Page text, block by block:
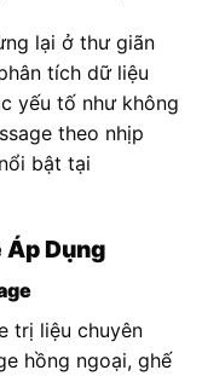
lại ở thư giãn
tích dữ liệu
yếu tố như không
theo nhịp
bật tại
Áp Dụng
trị liệu chuyên
hồng ngoại, ghế